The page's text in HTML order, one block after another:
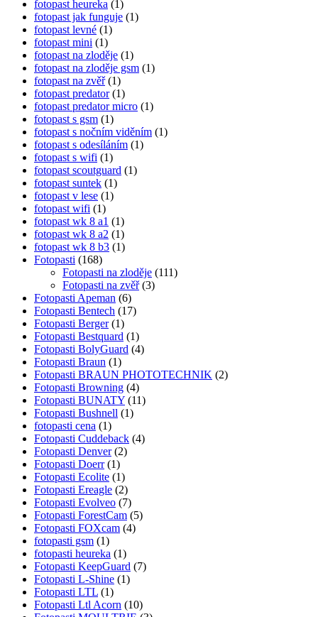
fotopast heureka (1)
fotopast jak funguje (1)
fotopast levné (1)
fotopast mini (1)
fotopast na zloděje (1)
fotopast na zloděje gsm (1)
fotopast na zvěř(1)
fotopast predator(1)
fotopast predator micro (1)
fotopast s gsm (1)
fotopast s nočním viděním (1)
fotopast s odesíláním (1)
fotopast s wifi (1)
fotopast scoutguard (1)
fotopast suntek (1)
fotopast v lese (1)
fotopast wifi (1)
fotopast wk 8 a1 (1)
fotopast wk 8 a2 (1)
fotopast wk 8 b3 (1)
Fotopasti (168)
Fotopasti na zloděje (111)
Fotopasti na zvěř(3)
Fotopasti Apeman (6)
Fotopasti Bentech (17)
Fotopasti Berger(1)
Fotopasti Bestquard (1)
Fotopasti BolyGuard (4)
Fotopasti Braun (1)
Fotopasti BRAUN PHOTOTECHNIK (2)
Fotopasti Browning (4)
Fotopasti BUNATY (11)
Fotopasti Bushnell (1)
fotopasti cena (1)
Fotopasti Cuddeback (4)
Fotopasti Denver(2)
Fotopasti Doerr(1)
Fotopasti Ecolite (1)
Fotopasti Ereagle (2)
Fotopasti Evolveo (7)
Fotopasti ForestCam (5)
Fotopasti FOXcam (4)
fotopasti gsm (1)
fotopasti heureka (1)
Fotopasti KeepGuard (7)
Fotopasti L-Shine (1)
Fotopasti LTL (1)
Fotopasti Ltl Acorn (10)